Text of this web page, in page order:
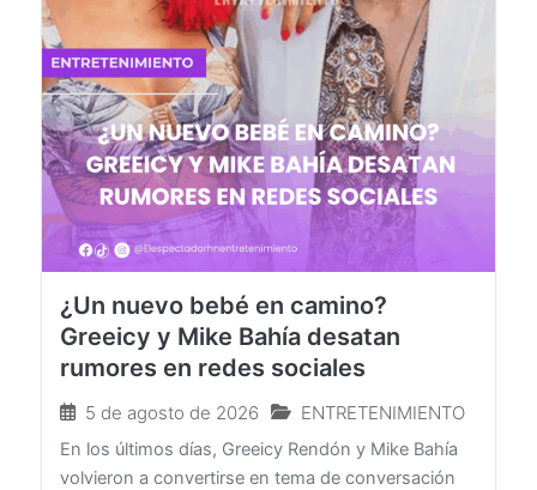
¿Un nuevo bebé en camino?
Greeicy y Mike Bahía desatan
5 de agosto de 2026 ENTRETENIMIENTO
En los últimos días, Greeicy Rendón y Mike Bahía